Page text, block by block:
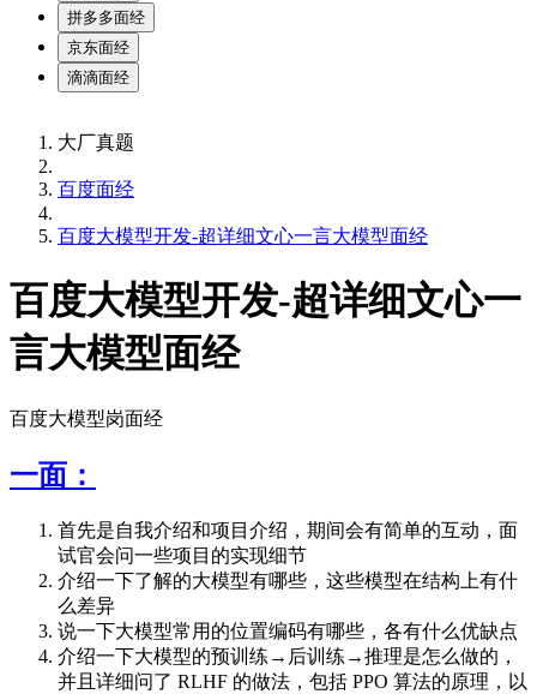
拼多多面经
京东面经
滴滴面经
大厂真题
百度面经
百度大模型开发-超详细文心一言大模型面经
百度大模型开发-超详细文心一
言大模型面经
百度大模型岗面经
一面：
首先是自我介绍和项目介绍，期间会有简单的互动，面
试官会问一些项目的实现细节
介绍一下了解的大模型有哪些，这些模型在结构上有什
么差异
说一下大模型常用的位置编码有哪些，各有什么优缺点
介绍一下大模型的预训练→后训练→推理是怎么做的，
并且详细问了 RLHF 的做法，包括 PPO 算法的原理，以